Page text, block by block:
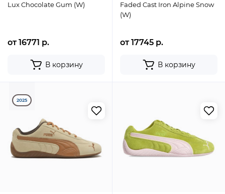
Lux Chocolate Gum (W)
от 16771 р.
В корзину
Faded Cast Iron Alpine Snow
(W)
от 17745 р.
В корзину
2025